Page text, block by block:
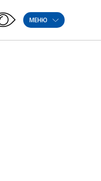
МЕНЮ